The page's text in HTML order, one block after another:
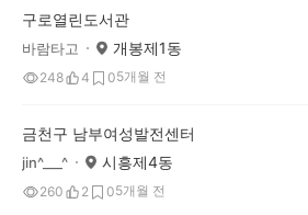
구로열린도서관
바람타고 개봉제1동
248 4 05개월 전
금천구 남부여성발전센터
jin^___^ 시흥제4동
260 2 05개월 전